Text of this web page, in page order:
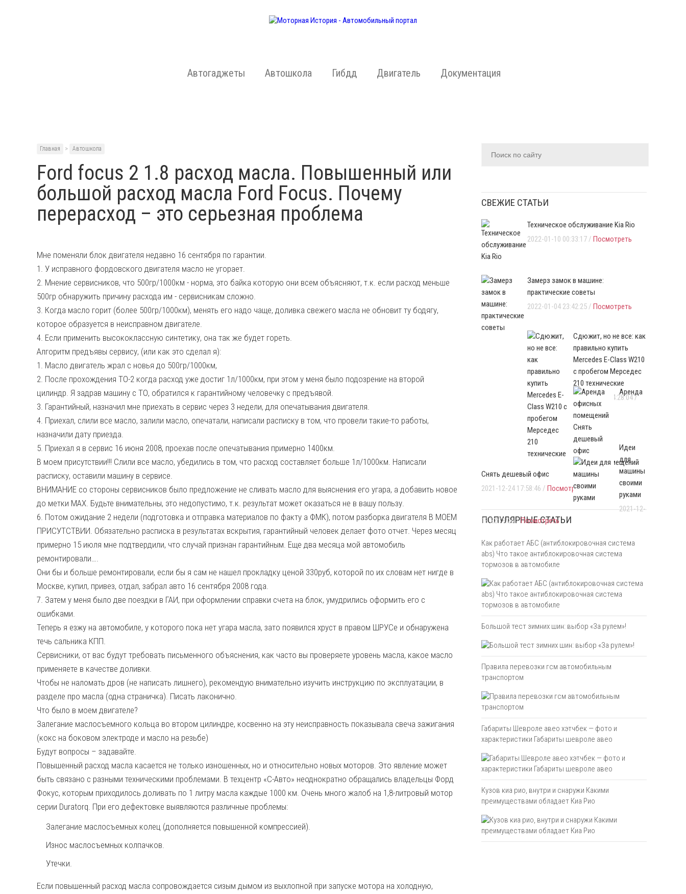
Автогаджеты Автошкола Гибдд Двигатель Документация
Главная > Автошкола
Ford focus 2 1.8 расход масла. Повышенный или
большой расход масла Ford Focus. Почему
перерасход – это серьезная проблема
Мне поменяли блок двигателя недавно 16 сентября по гарантии.
1. У исправного фордовского двигателя масло не угорает.
2. Мнение сервисников, что 500гр/1000км - норма, это байка которую они всем объясняют, т.к. если расход меньше
500гр обнаружить причину расхода им - сервисникам сложно.
3. Когда масло горит (более 500гр/1000км), менять его надо чаще, доливка свежего масла не обновит ту бодягу,
которое образуется в неисправном двигателе.
4. Если применить высококлассную синтетику, она так же будет гореть.
Алгоритм предъявы сервису, (или как это сделал я):
1. Масло двигатель жрал с новья до 500гр/1000км,
2. После прохождения ТО-2 когда расход уже достиг 1л/1000км, при этом у меня было подозрение на второй
цилиндр. Я задрав машину с ТО, обратился к гарантийному человечку с предъявой.
3. Гарантийный, назначил мне приехать в сервис через 3 недели, для опечатывания двигателя.
4. Приехал, слили все масло, залили масло, опечатали, написали расписку в том, что провели такие-то работы,
назначили дату приезда.
5. Приехал я в сервис 16 июня 2008, проехав после опечатывания примерно 1400км.
В моем присутствии!!! Слили все масло, убедились в том, что расход составляет больше 1л/1000км. Написали
расписку, оставили машину в сервисе.
ВНИМАНИЕ со стороны сервисников было предложение не сливать масло для выяснения его угара, а добавить новое
до метки МАХ. Будьте внимательны, это недопустимо, т.к. результат может оказаться не в вашу пользу.
6. Потом ожидание 2 недели (подготовка и отправка материалов по факту а ФМК), потом разборка двигателя В МОЕМ
ПРИСУТСТВИИ. Обязательно расписка в результатах вскрытия, гарантийный человек делает фото отчет. Через месяц
примерно 15 июля мне подтвердили, что случай признан гарантийным. Еще два месяца мой автомобиль
ремонтировали….
Они бы и больше ремонтировали, если бы я сам не нашел прокладку ценой 330руб, которой по их словам нет нигде в
Москве, купил, привез, отдал, забрал авто 16 сентября 2008 года.
7. Затем у меня было две поездки в ГАИ, при оформлении справки счета на блок, умудрились оформить его с
ошибками.
Теперь я езжу на автомобиле, у которого пока нет угара масла, зато появился хруст в правом ШРУСе и обнаружена
течь сальника КПП.
Сервисники, от вас будут требовать письменного объяснения, как часто вы проверяете уровень масла, какое масло
применяете в качестве доливки.
Чтобы не наломать дров (не написать лишнего), рекомендую внимательно изучить инструкцию по эксплуатации, в
разделе про масла (одна страничка). Писать лаконично.
Что было в моем двигателе?
Залегание маслосъемного кольца во втором цилиндре, косвенно на эту неисправность показывала свеча зажигания
(кокс на боковом электроде и масло на резьбе)
Будут вопросы – задавайте.
Повышенный расход масла касается не только изношенных, но и относительно новых моторов. Это явление может
быть связано с разными техническими проблемами. В техцентр «С-Авто» неоднократно обращались владельцы Форд
Фокус, которым приходилось доливать по 1 литру масла каждые 1000 км. Очень много жалоб на 1,8-литровый мотор
серии Duratorq. При его дефектовке выявляются различные проблемы:
Залегание маслосъемных колец (дополняется повышенной компрессией).
Износ маслосъемных колпачков.
Утечки.
Если повышенный расход масла сопровождается сизым дымом из выхлопной при запуске мотора на холодную,
СВЕЖИЕ СТАТЬИ
Техническое обслуживание Kia Rio
2022-01-10 00:33:17 /Посмотреть
Замерз замок в машине:
практические советы
2022-01-04 23:42:25 /Посмотреть
Сдюжит, но не все: как
правильно купить
Mercedes E-Class W210
с пробегом Мерседес
210 технические
2021-12-30 04:28:04 /
Посмотреть
Аренда
офисных помещений
Снять дешевый офис
2021-12-24 17:58:46 /Посмотреть
Идеи
для
машины
своими
руками
2021-12-
19 22:19:26 /Посмотреть
ПОПУЛЯРНЫЕ СТАТЬИ
Как работает АБС (антиблокировочная система
abs) Что такое антиблокировочная система
тормозов в автомобиле
Большой тест зимних шин: выбор «За рулем»!
Правила перевозки гсм автомобильным
транспортом
Габариты Шевроле авео хэтчбек — фото и
характеристики Габариты шевроле авео
Кузов киа рио, внутри и снаружи Какими
преимуществами обладает Киа Рио